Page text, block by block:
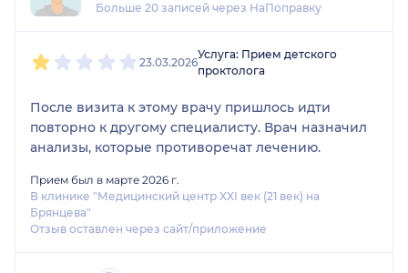
Больше 20 записей через НаПоправку
23.03.2026
Услуга: Прием детского
проктолога
После визита к этому врачу пришлось идти
повторно к другому специалисту. Врач назначил
анализы, которые противоречат лечению.
Прием был в марте 2026 г.
В клинике "Медицинский центр XXI век (21 век) на
Брянцева"
Отзыв оставлен через сайт/приложение